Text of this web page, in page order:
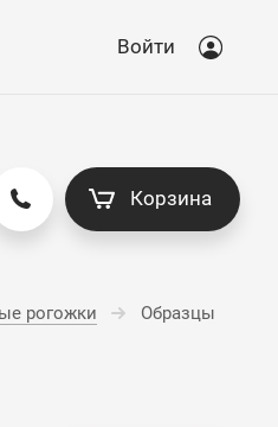
Войти
Корзина
рогожки
Образцы